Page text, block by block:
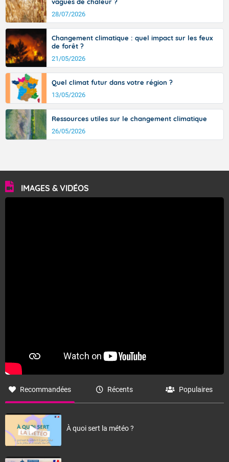
vagues de chaleur ?
28/07/2026
Changement climatique : quel impact sur les feux
de forêt ?
21/05/2026
Quel climat futur dans votre région ?
13/05/2026
Ressources utiles sur le changement climatique
26/05/2026
IMAGES & VIDÉOS
Recommandées Récents Populaires
À quoi sert la météo ?